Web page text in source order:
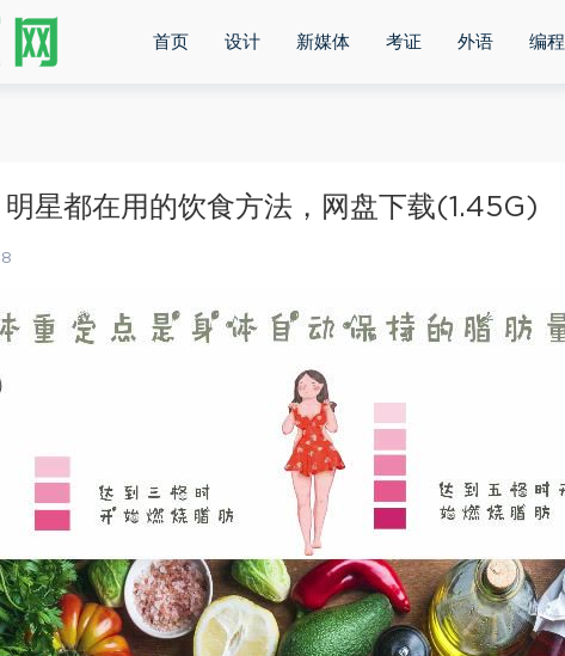
首页 设计 新媒体 考证 外语 编程
星都在用的饮食方法，网盘下载(1.45G)